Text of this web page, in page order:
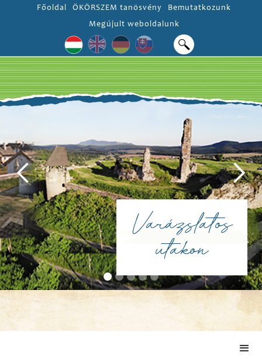
Főoldal ÖKÖRSZEM tanösvény
Bemutatkozunk
Megújult weboldalunk
Varázslatos
utakon